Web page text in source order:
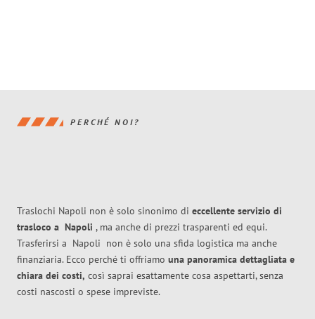
PERCHÉ NOI?
Traslochi Napoli non è solo sinonimo di eccellente servizio di
trasloco a Napoli , ma anche di prezzi trasparenti ed equi.
Trasferirsi a Napoli non è solo una sfida logistica ma anche
finanziaria. Ecco perché ti offriamo una panoramica dettagliata e
chiara dei costi, così saprai esattamente cosa aspettarti, senza
costi nascosti o spese impreviste.